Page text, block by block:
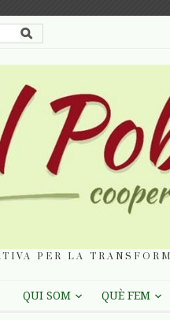
PER LA
QUI SOM QUÈ FEM